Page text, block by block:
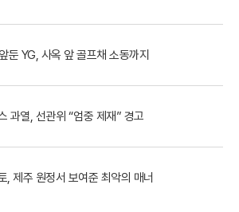
둔 YG, 사옥 앞 골프채 소동까지
과열, 선관위 “엄중 제재” 경고
, 제주 원정서 보여준 최악의 매너